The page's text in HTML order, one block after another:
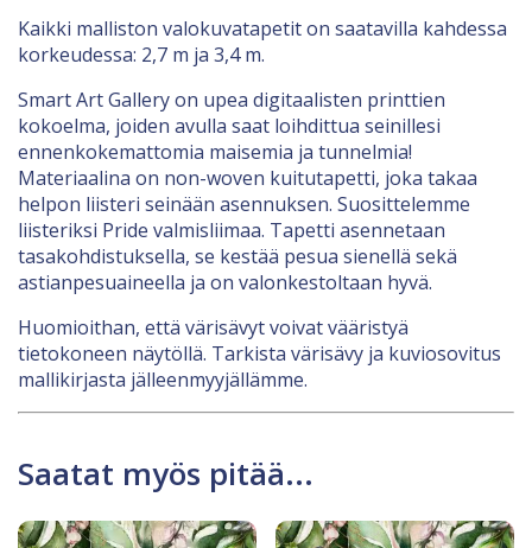
Kaikki malliston valokuvatapetit on saatavilla kahdessa
korkeudessa: 2,7 m ja 3,4 m.
Smart Art Gallery on upea digitaalisten printtien
kokoelma, joiden avulla saat loihdittua seinillesi
ennenkokemattomia maisemia ja tunnelmia!
Materiaalina on non-woven kuitutapetti, joka takaa
helpon liisteri seinään asennuksen. Suosittelemme
liisteriksi Pride valmisliimaa. Tapetti asennetaan
tasakohdistuksella, se kestää pesua sienellä sekä
astianpesuaineella ja on valonkestoltaan hyvä.
Huomioithan, että värisävyt voivat vääristyä
tietokoneen näytöllä. Tarkista värisävy ja kuviosovitus
mallikirjasta jälleenmyyjällämme.
Saatat myös pitää...